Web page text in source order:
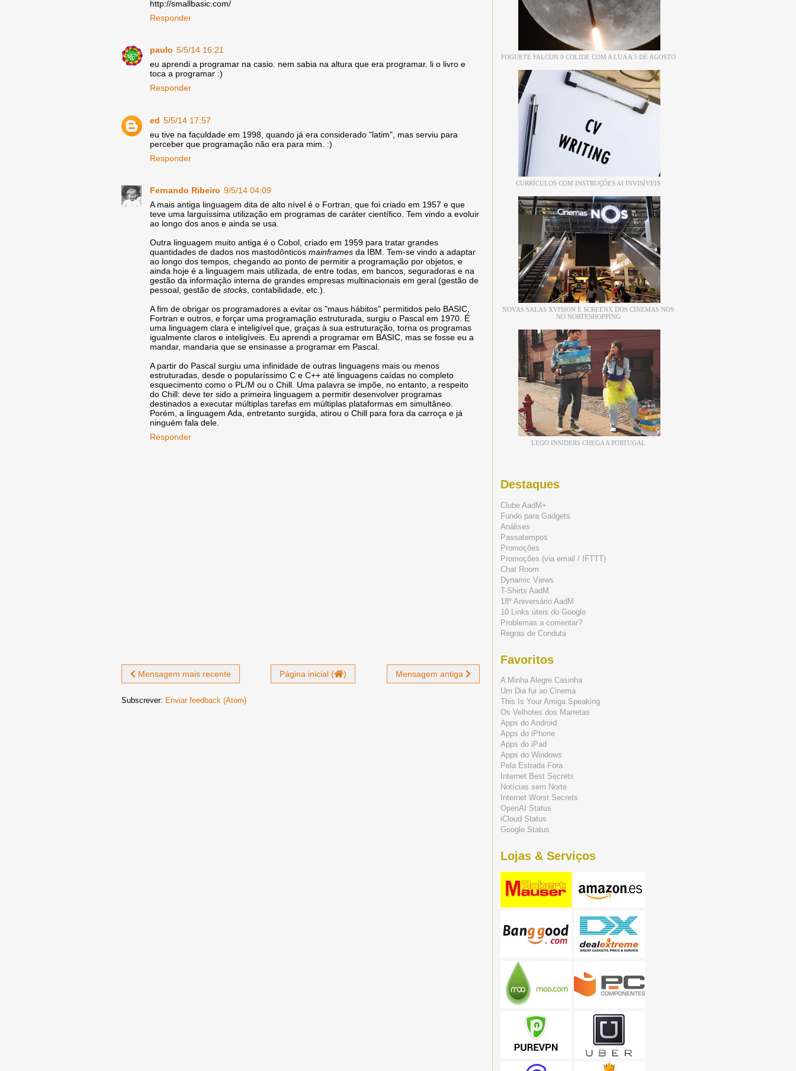
http://smallbasic.com/
Responder
paulo 5/5/14 16:21
eu aprendi a programar na casio. nem sabia na altura que era programar. li o livro e
toca a programar :)
Responder
ed 5/5/14 17:57
eu tive na faculdade em 1998, quando já era considerado "latim", mas serviu para
perceber que programação não era para mim. :)
Responder
Fernando Ribeiro 9/5/14 04:09
A mais antiga linguagem dita de alto nível é o Fortran, que foi criado em 1957 e que
teve uma larguíssima utilização em programas de caráter científico. Tem vindo a evoluir
ao longo dos anos e ainda se usa.
Outra linguagem muito antiga é o Cobol, criado em 1959 para tratar grandes
quantidades de dados nos mastodônticos mainframes da IBM. Tem-se vindo a adaptar
ao longo dos tempos, chegando ao ponto de permitir a programação por objetos, e
ainda hoje é a linguagem mais utilizada, de entre todas, em bancos, seguradoras e na
gestão da informação interna de grandes empresas multinacionais em geral (gestão de
pessoal, gestão de stocks , contabilidade, etc.).
A fim de obrigar os programadores a evitar os "maus hábitos" permitidos pelo BASIC,
Fortran e outros, e forçar uma programação estruturada, surgiu o Pascal em 1970. É
uma linguagem clara e inteligível que, graças à sua estruturação, torna os programas
igualmente claros e inteligíveis. Eu aprendi a programar em BASIC, mas se fosse eu a
mandar, mandaria que se ensinasse a programar em Pascal.
A partir do Pascal surgiu uma infinidade de outras linguagens mais ou menos
estruturadas, desde o popularíssimo C e C++ até linguagens caídas no completo
esquecimento como o PL/M ou o Chill. Uma palavra se impõe, no entanto, a respeito
do Chill: deve ter sido a primeira linguagem a permitir desenvolver programas
destinados a executar múltiplas tarefas em múltiplas plataformas em simultâneo.
Porém, a linguagem Ada, entretanto surgida, atirou o Chill para fora da carroça e já
ninguém fala dele.
Responder
Mensagem mais recente Mensagem antiga
Página inicial ( )
Subscrever: Enviar feedback (Atom)
FOGUETE FALCON 9 COLIDE COM A LUA A 5 DE AGOSTO
CURRÍCULOS COM INSTRUÇÕES AI INVISÍVEIS
NOVAS SALAS XVISION E SCREENX DOS CINEMAS NOS
NO NORTESHOPPING
LEGO INSIDERS CHEGA A PORTUGAL
Destaques
Clube AadM+
Fundo para Gadgets
Análises
Passatempos
Promoções
Promoções (via email / IFTTT)
Chat Room
Dynamic Views
T-Shirts AadM
18º Aniversário AadM
10 Links úteis do Google
Problemas a comentar?
Regras de Conduta
Favoritos
A Minha Alegre Casinha
Um Dia fui ao Cinema
This Is Your Amiga Speaking
Os Velhotes dos Marretas
Apps do Android
Apps do iPhone
Apps do iPad
Apps do Windows
Pela Estrada Fora
Internet Best Secrets
Notícias sem Norte
Internet Worst Secrets
OpenAI Status
iCloud Status
Google Status
Lojas & Serviços